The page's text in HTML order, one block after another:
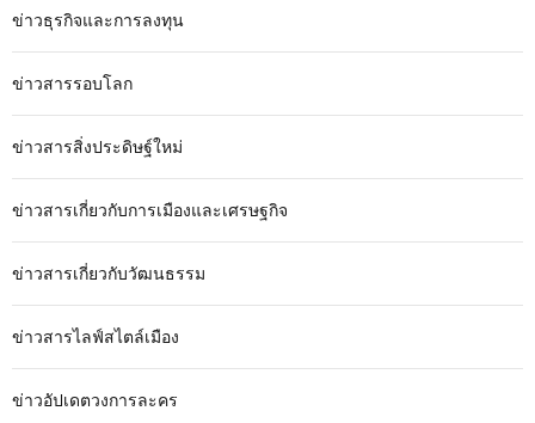
ข่าวธุรกิจและการลงทุน
ข่าวสารรอบโลก
ข่าวสารสิ่งประดิษฐ์ใหม่
ข่าวสารเกี่ยวกับการเมืองและเศรษฐกิจ
ข่าวสารเกี่ยวกับวัฒนธรรม
ข่าวสารไลฟ์สไตล์เมือง
ข่าวอัปเดตวงการละคร